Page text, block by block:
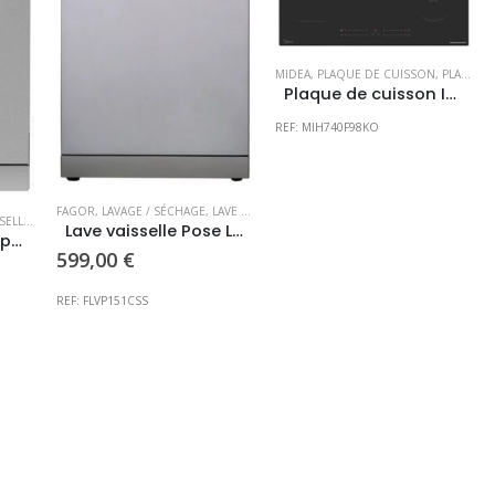
,SHARP
Lave vaisselle Sharp Look Inox Pose libre
FAGOR, LAVAGE / SÉCHAGE, LAVE VAISSELLE POSABLE
Lave vaisselle Pose Libre FAGOR look Inox Promo consultable en magasin
599,00 €
REF: FLVP151CSS
MIDEA, PLAQUE DE CUISSON, PLAQUE INDUCTION
Plaque de cuisson Induction Midea 77cm PRIX CONSULTABLE EN MAGASIN
REF: MIH740F98KO